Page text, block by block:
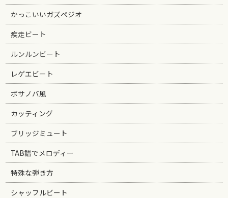
かっこいいガズペジオ
疾走ビート
ルンルンビート
レゲエビート
ボサノバ風
カッティング
ブリッジミュート
TAB譜でメロディー
特殊な弾き方
シャッフルビート